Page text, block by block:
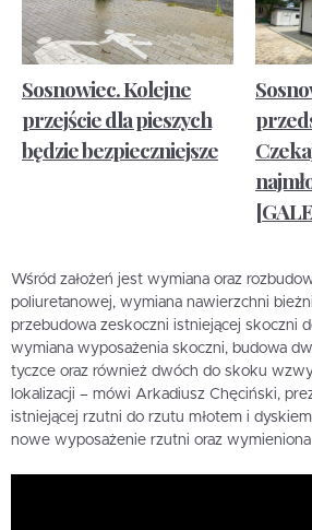
Sosnowiec. Kolejne
przejście dla pieszych
będzie bezpieczniejsze
Wśród założeń jest wymiana oraz
poliuretanowej, wymiana nawierzchni
przebudowa zeskoczni istniejącej skoczni
wymiana wyposażenia skoczni, budowa
tyczce oraz również dwóch do skoku
lokalizacji – mówi Arkadiusz Chęciński,
istniejącej rzutni do rzutu młotem i
nowe wyposażenie rzutni oraz